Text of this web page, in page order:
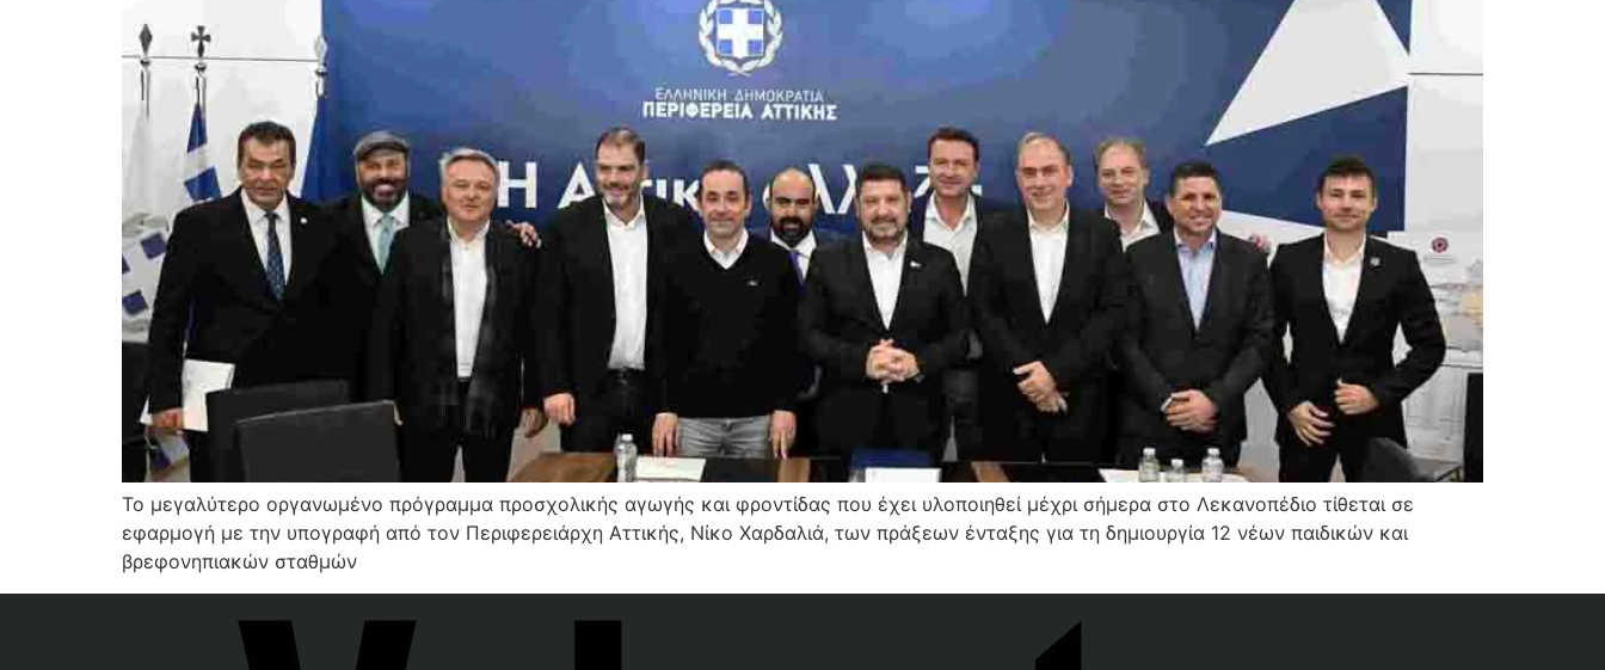
Το μεγαλύτερο οργανωμένο πρόγραμμα προσχολικής αγωγής και φροντίδας που έχει υλοποιηθεί μέχρι σήμερα στο Λεκανοπέδιο τίθεται σε
εφαρμογή με την υπογραφή από τον Περιφερειάρχη Αττικής, Νίκο Χαρδαλιά, των πράξεων ένταξης για τη δημιουργία 12 νέων παιδικών και
βρεφονηπιακών σταθμών